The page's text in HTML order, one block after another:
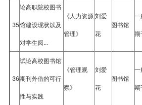
35
论高职院校图书
馆建设现状以及
对学生阅...
《人力资源
管理》
刘爱
花
图书馆
一
期
36
试论高校图书馆
期刊外借的可行
性与实践
《管理观
察》
刘爱
花
图书馆
一
期